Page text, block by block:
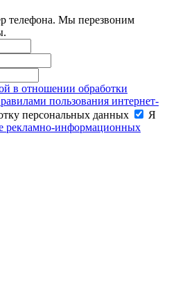
телефона. Мы перезвоним
в отношении обработки
пользования интернет-
персональных данных
Я
рекламно-информационных